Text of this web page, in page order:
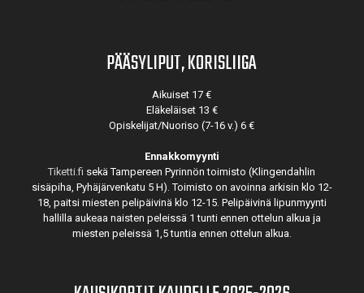
PÄÄSYLIPUT, KORISLIIGA
Aikuiset 17 €
Eläkeläiset 13 €
Opiskelijat/Nuoriso (7-16 v.) 6 €
Ennakkomyynti
Tiketti.fi sekä Tampereen Pyrinnön toimisto (Klingendahlin
sisäpiha, Pyhäjärvenkatu 5 H). Toimisto on avoinna arkisin klo 12-
18, paitsi miesten pelipäivinä klo 12-15. Pelipäivinä lipunmyynti
hallilla aukeaa naisten peleissä 1 tunti ennen ottelun alkua ja
miesten peleissä 1,5 tuntia ennen ottelun alkua.